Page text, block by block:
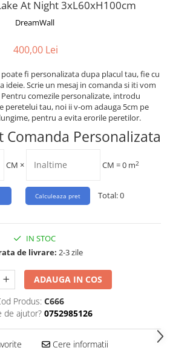
At Night 3xL60xH100cm
DreamWall
400,00 Lei
fi personalizata dupa placul tau, fie cu
ideie. Scrie un mesaj in comanda si iti vom
comezile personalizate, introdu
peretelui tau, noi ii v-om adauga 5cm pe
pentru a evita erorile peretilor.
Comanda Personalizata
CM × CM =0 m2
Total:0
IN STOC
de livrare: 2-3 zile
ADAUGA IN COS
Produs: C666
de ajutor? 0752985126
Cere informatii